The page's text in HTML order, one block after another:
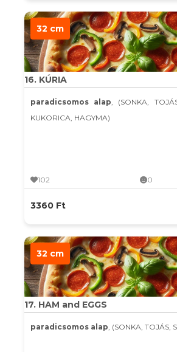
32 cm
16. KÚRIA
paradicsomos alap, (SONKA,
KUKORICA, HAGYMA)
102 0
3360 Ft
32 cm
17. HAM and EGGS
paradicsomos alap, (SONKA, TOJÁS,